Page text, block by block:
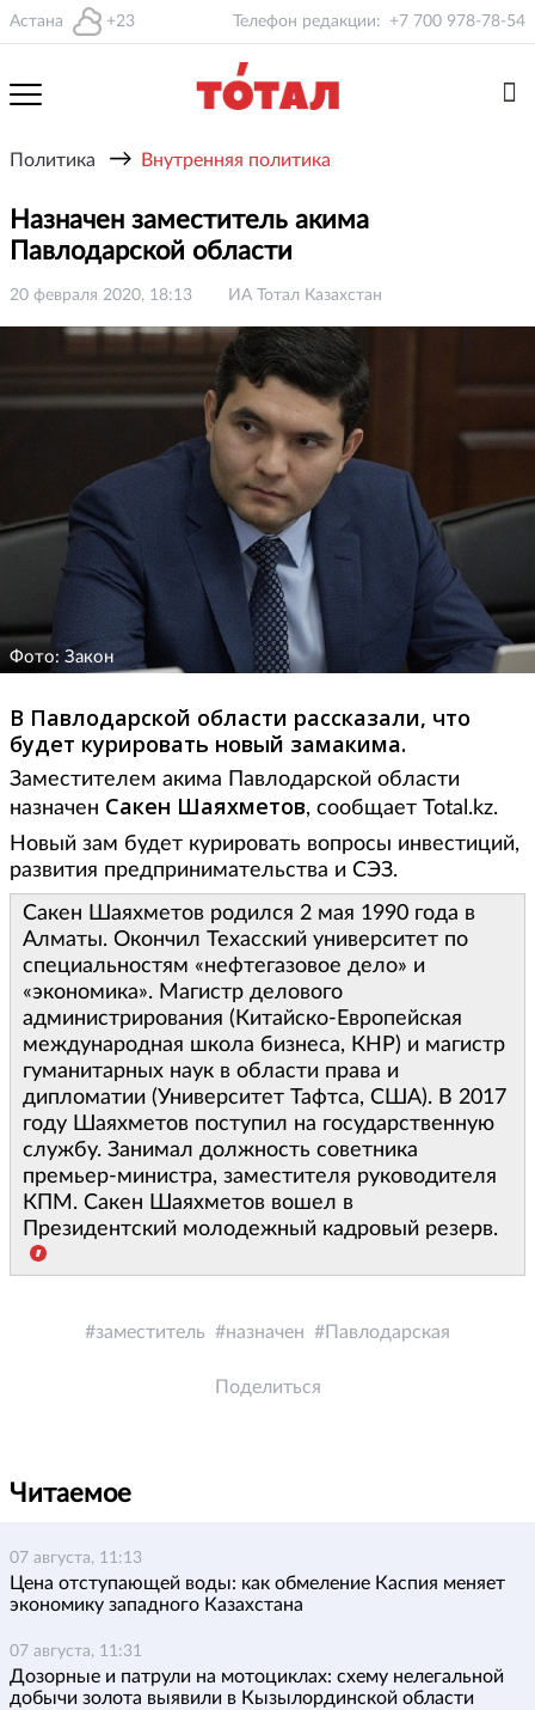
Астана +23 Телефон редакции: +7 700 978-78-54
Политика → Внутренняя политика
Назначен заместитель акима
Павлодарской области
20 февраля 2020, 18:13 ИА Тотал Казахстан
Фото: Закон
В Павлодарской области рассказали, что
будет курировать новый замакима.
Заместителем акима Павлодарской области
назначен Сакен Шаяхметов, сообщает Total.kz.
Новый зам будет курировать вопросы инвестиций,
развития предпринимательства и СЭЗ.
Сакен Шаяхметов родился 2 мая 1990 года в
Алматы. Окончил Техасский университет по
специальностям «нефтегазовое дело» и
«экономика». Магистр делового
администрирования (Китайско-Европейская
международная школа бизнеса, КНР) и магистр
гуманитарных наук в области права и
дипломатии (Университет Тафтса, США). В 2017
году Шаяхметов поступил на государственную
службу. Занимал должность советника
премьер-министра, заместителя руководителя
КПМ. Сакен Шаяхметов вошел в
Президентский молодежный кадровый резерв.
заместитель назначен Павлодарская
Поделиться
Читаемое
07 августа, 11:13
Цена отступающей воды: как обмеление Каспия меняет
экономику западного Казахстана
07 августа, 11:31
Дозорные и патрули на мотоциклах: схему нелегальной
добычи золота выявили в Кызылординской области